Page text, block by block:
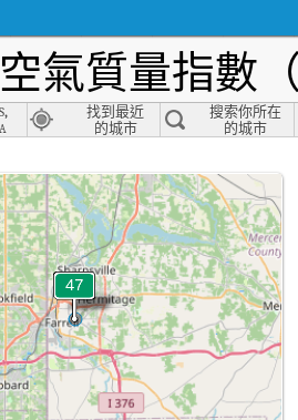
氣質量指數（
找到最近
的城市
搜索你所在
的城市